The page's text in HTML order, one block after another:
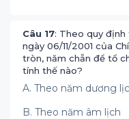
Câu 17: Theo quy
ngày 06/11/2001 của
tròn, năm chẵn để tổ
tính thế nào?
A. Theo năm dương
B. Theo năm âm lịch